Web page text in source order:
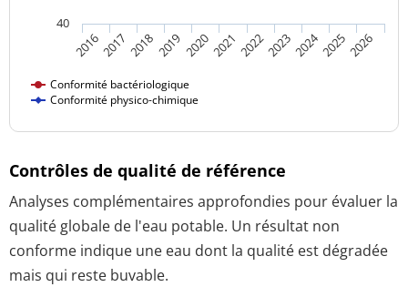
Conformité bactériologique
Conformité physico-chimique
20162017 201820192020202120222023202420252026
40
Contrôles de qualité de référence
Analyses complémentaires approfondies pour évaluer la
qualité globale de l'eau potable. Un résultat non
conforme indique une eau dont la qualité est dégradée
mais qui reste buvable.